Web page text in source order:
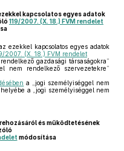
kapcsolatos egyes adatok
119/2007. (X. 18.) FVM rendelet
ezekkel kapcsolatos egyes adatok
2007. (X. 18.) FVM rendelet
gazdasági társaságokra”
nem rendelkező szervezetekre”
a „jogi személyiséggel nem
a „jogi személyiséggel nem
és működtetésének
módosítása